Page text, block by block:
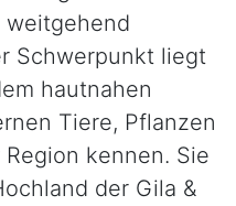
weitgehend
Schwerpunkt liegt
hautnahen
Tiere, Pflanzen
kennen. Sie
der Gila &